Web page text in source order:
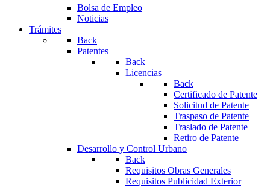
Bolsa de Empleo
Noticias
Trámites
Back
Patentes
Back
Licencias
Back
Certificado de Patente
Solicitud de Patente
Traspaso de Patente
Traslado de Patente
Retiro de Patente
Desarrollo y Control Urbano
Back
Requisitos Obras Generales
Requisitos Publicidad Exterior